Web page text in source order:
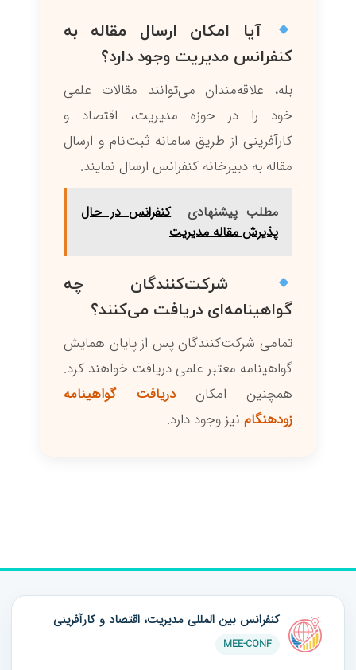
آیا امکان ارسال مقاله به
کنفرانس مدیریت وجود دارد؟
بله، علاقه‌مندان می‌توانند مقالات علمی
خود را در حوزه مدیریت، اقتصاد و
کارآفرینی از طریق سامانه ثبت‌نام و ارسال
مقاله به دبیرخانه کنفرانس ارسال نمایند.
مطلب پیشنهادی
کنفرانس در حال
پذیرش مقاله مدیریت
شرکت‌کنندگان چه
گواهینامه‌ای دریافت می‌کنند؟
تمامی شرکت‌کنندگان پس از پایان همایش
گواهینامه معتبر علمی دریافت خواهند کرد.
همچنین امکاندریافت گواهینامه
زودهنگام نیز وجود دارد.
کنفرانس بین المللی مدیریت، اقتصاد و کارآفرینی
MEE-CONF